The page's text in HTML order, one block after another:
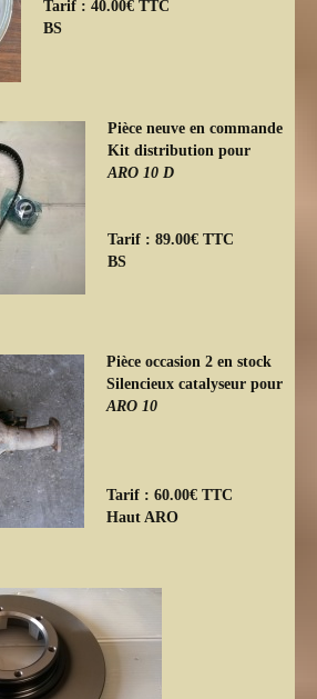
Tarif : 40.00€ TTC
BS
Pièce neuve en commande
Kit distribution pour
ARO 10 D
Tarif : 89.00€ TTC
BS
Pièce occasion 2 en stock
Silencieux catalyseur pour
ARO 10
Tarif : 60.00€ TTC
Haut ARO